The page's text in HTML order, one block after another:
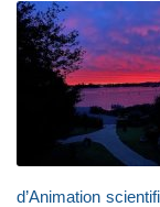
d’Animation